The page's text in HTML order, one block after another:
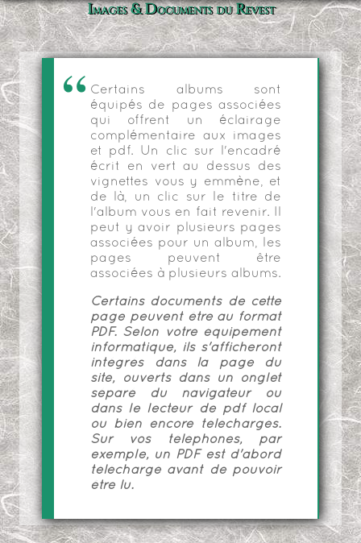
Images & Documents du Revest
Certains albums sont
équipés de pages associées
qui offrent un éclairage
complémentaire aux images
et pdf. Un clic sur l'encadré
écrit en vert au dessus des
vignettes vous y emmène, et
de là, un clic sur le titre de
l'album vous en fait revenir. Il
peut y avoir plusieurs pages
associées pour un album, les
pages peuvent être
associées à plusieurs albums.
Certains documents de cette
page peuvent être au format
PDF. Selon votre équipement
informatique, ils s'afficheront
intégrés dans la page du
site, ouverts dans un onglet
séparé du navigateur ou
dans le lecteur de pdf local
ou bien encore téléchargés.
Sur vos téléphones, par
exemple, un PDF est d'abord
téléchargé avant de pouvoir
être lu.